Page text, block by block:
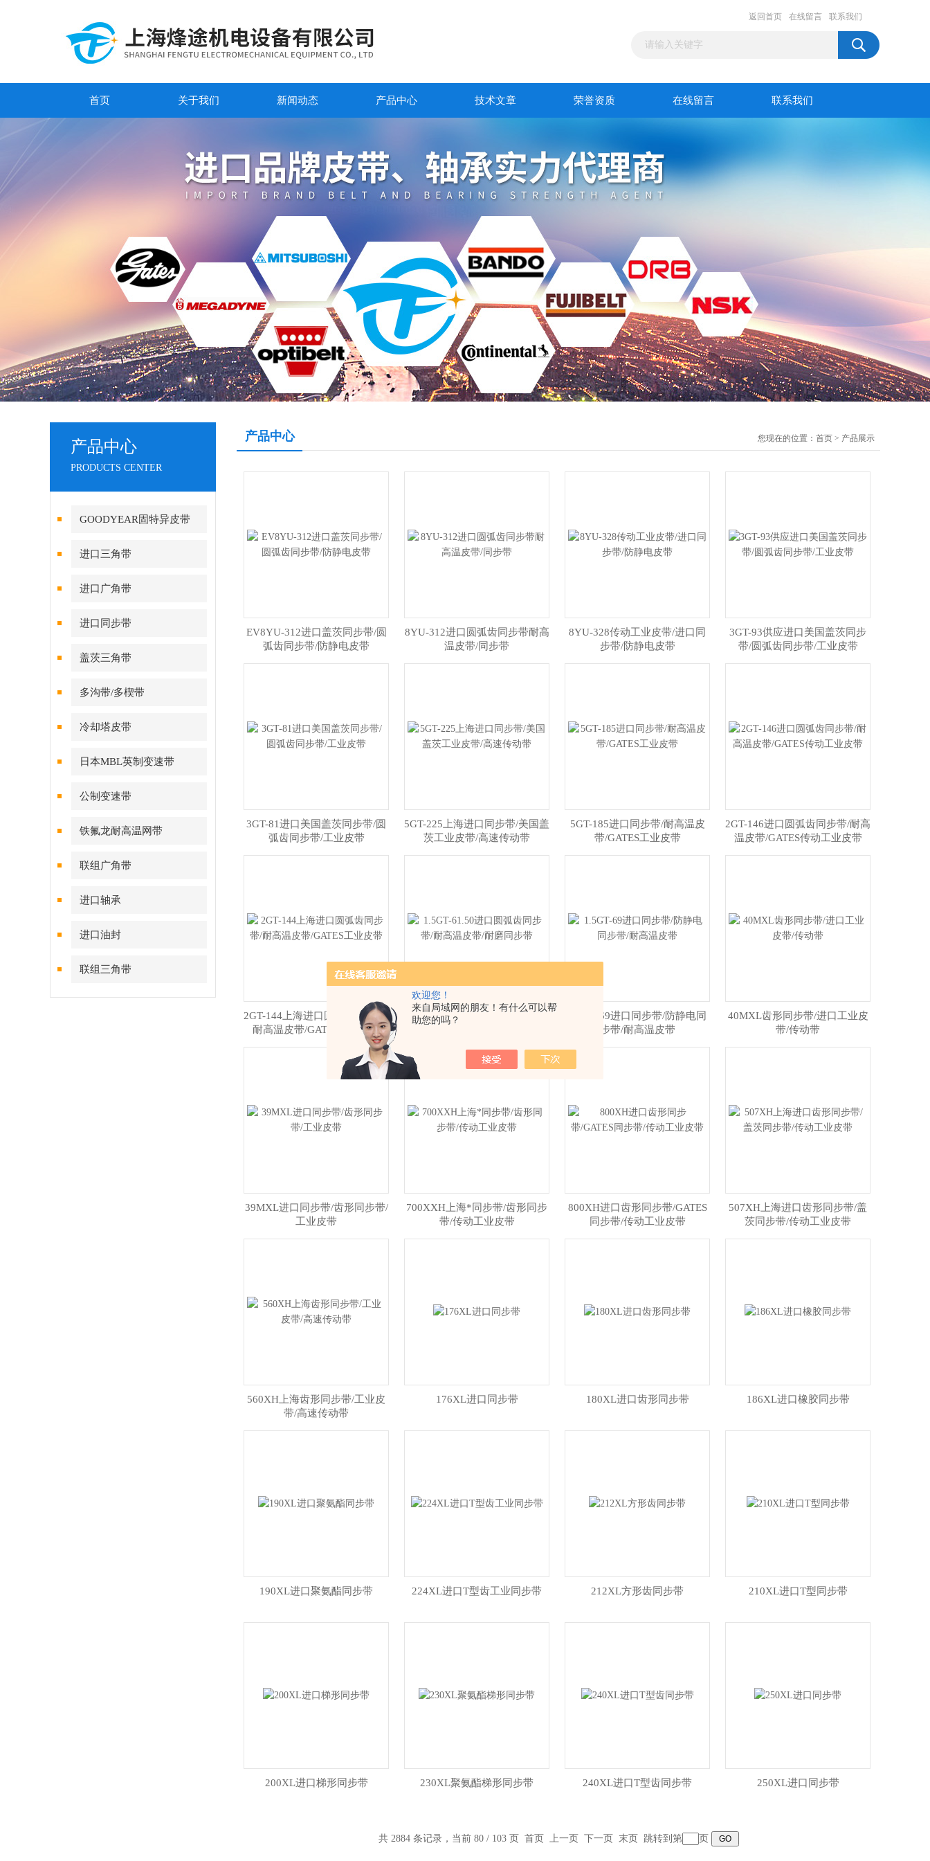
欢迎您！
来自局域网的朋友！有什么可以帮
助您的吗？
返回首页 在线留言 联系我们
首页 关于我们 新闻动态 产品中心 技术文章 荣誉资质 在线留言 联系我们
产品中心
PRODUCTS CENTER
GOODYEAR固特异皮带
进口三角带
进口广角带
进口同步带
盖茨三角带
多沟带/多楔带
冷却塔皮带
日本MBL英制变速带
公制变速带
铁氟龙耐高温网带
联组广角带
进口轴承
进口油封
联组三角带
产品中心 您现在的位置： 首页 > 产品展示
EV8YU-312进口盖茨同步带/圆
弧齿同步带/防静电皮带
8YU-312进口圆弧齿同步带耐高
温皮带/同步带
8YU-328传动工业皮带/进口同
步带/防静电皮带
3GT-93供应进口美国盖茨同步
带/圆弧齿同步带/工业皮带
3GT-81进口美国盖茨同步带/圆
弧齿同步带/工业皮带
5GT-225上海进口同步带/美国盖
茨工业皮带/高速传动带
5GT-185进口同步带/耐高温皮
带/GATES工业皮带
2GT-146进口圆弧齿同步带/耐高
温皮带/GATES传动工业皮带
2GT-144上海进口圆弧齿同步带/
耐高温皮带/GATES工业皮带
1.5GT-61.50进口圆弧齿同步带/
1.5GT-69进口同步带/防静电同
步带/耐高温皮带
40MXL齿形同步带/进口工业皮
带/传动带
39MXL进口同步带/齿形同步带/
工业皮带
700XXH上海*同步带/齿形同步
带/传动工业皮带
800XH进口齿形同步带/GATES
同步带/传动工业皮带
507XH上海进口齿形同步带/盖
茨同步带/传动工业皮带
560XH上海齿形同步带/工业皮
带/高速传动带
176XL进口同步带 180XL进口齿形同步带 186XL进口橡胶同步带
190XL进口聚氨酯同步带 224XL进口T型齿工业同步带 212XL方形齿同步带 210XL进口T型同步带
200XL进口梯形同步带 230XL聚氨酯梯形同步带 240XL进口T型齿同步带 250XL进口同步带
共 2884 条记录，当前 80 / 103 页 首页 上一页 下一页 末页 跳转到第 页